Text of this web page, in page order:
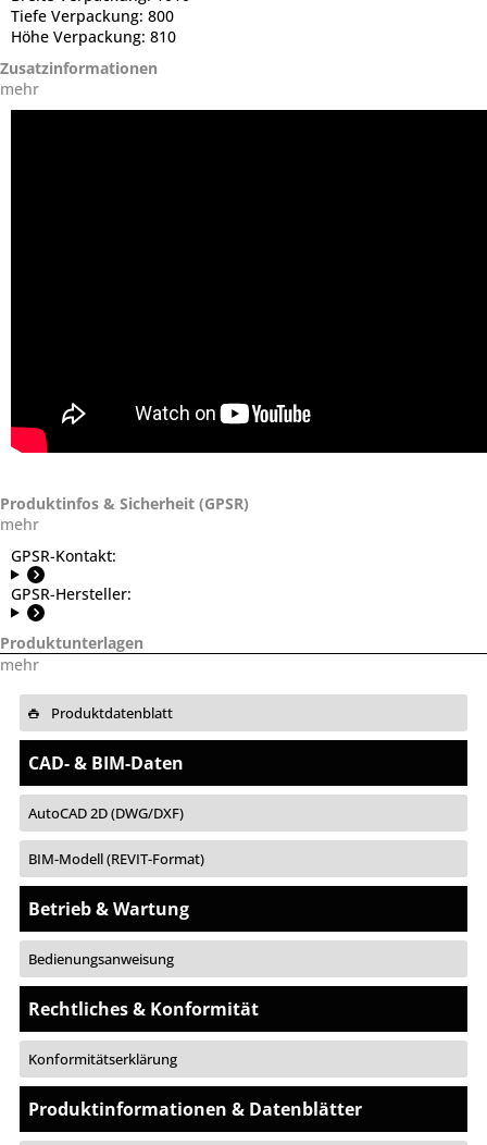
Tiefe Verpackung: 800
Höhe Verpackung: 810
Zusatzinformationen
mehr
Produktinfos & Sicherheit (GPSR)
mehr
GPSR-Kontakt:
GPSR-Hersteller:
Produktunterlagen
mehr
Produktdatenblatt
CAD- & BIM-Daten
AutoCAD 2D (DWG/DXF)
BIM-Modell (REVIT-Format)
Betrieb & Wartung
Bedienungsanweisung
Rechtliches & Konformität
Konformitätserklärung
Produktinformationen & Datenblätter